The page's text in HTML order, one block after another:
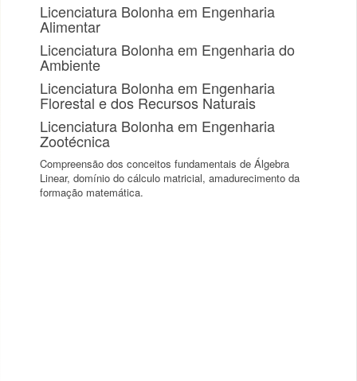
Licenciatura Bolonha em Engenharia
Alimentar
Licenciatura Bolonha em Engenharia do
Ambiente
Licenciatura Bolonha em Engenharia
Florestal e dos Recursos Naturais
Licenciatura Bolonha em Engenharia
Zootécnica
Compreensão dos conceitos fundamentais de Álgebra
Linear, domínio do cálculo matricial, amadurecimento da
formação matemática.